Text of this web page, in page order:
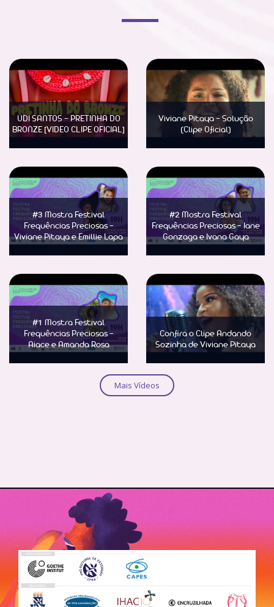
UDI SANTOS - PRETINHA DO
BRONZE [VIDEO CLIPE OFICIAL]
Viviane Pitaya - Solução
(Clipe Oficial)
#3 Mostra Festival
Frequências Preciosas -
Viviane Pitaya e Emillie Lapa
#2 Mostra Festival
Frequências Preciosas - Iane
Gonzaga e Ivana Gaya
#1 Mostra Festival
Frequências Preciosas -
Aiace e Amanda Rosa
Confira o Clipe Andando
Sozinha de Viviane Pitaya
Mais Vídeos